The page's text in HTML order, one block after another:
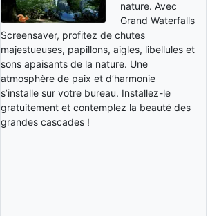
nature. Avec
Grand Waterfalls
Screensaver, profitez de chutes
majestueuses, papillons, aigles, libellules et
sons apaisants de la nature. Une
atmosphère de paix et d’harmonie
s’installe sur votre bureau. Installez-le
gratuitement et contemplez la beauté des
grandes cascades !